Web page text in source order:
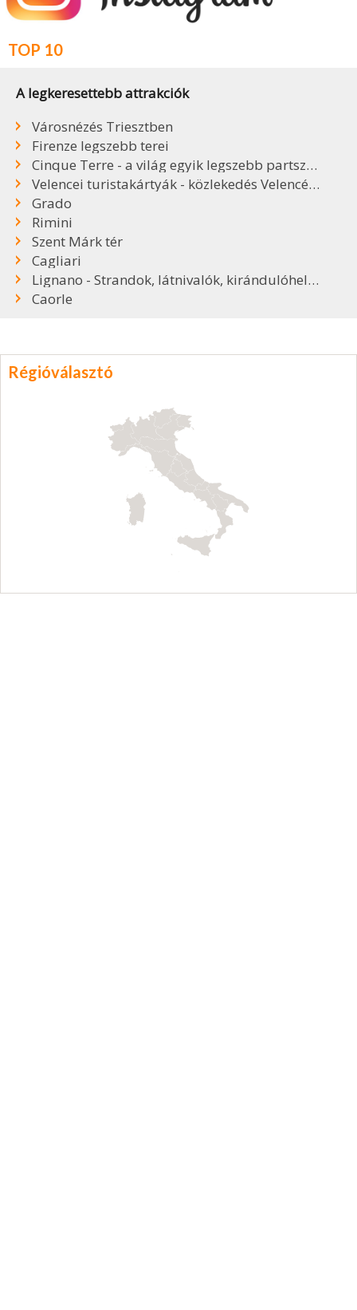
TOP 10
A legkeresettebb attrakciók
Városnézés Triesztben
Firenze legszebb terei
Cinque Terre - a világ egyik legszebb partszakasza
Velencei turistakártyák - közlekedés Velencében
Grado
Rimini
Szent Márk tér
Cagliari
Lignano - Strandok, látnivalók, kirándulóhelyek
Caorle
Régióválasztó